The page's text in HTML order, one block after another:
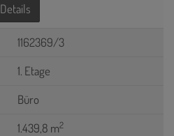
Details
1162369/3
1. Etage
Büro
1.439,8 m2